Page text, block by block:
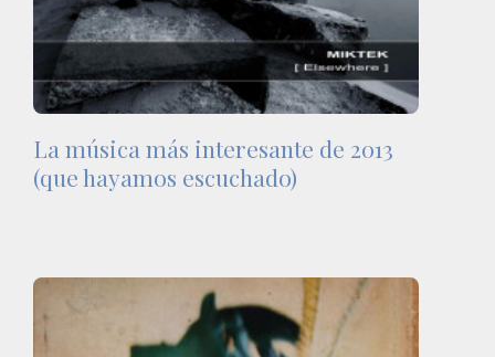
La música más interesante de 2013
(que hayamos escuchado)